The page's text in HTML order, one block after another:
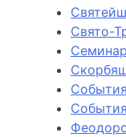
Свято-
События